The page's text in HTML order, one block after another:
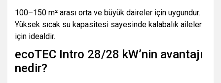
100–150 m² arası orta ve büyük daireler için uygundur.
Yüksek sıcak su kapasitesi sayesinde kalabalık aileler
için idealdir.
ecoTEC Intro 28/28 kW’nin avantajı
nedir?